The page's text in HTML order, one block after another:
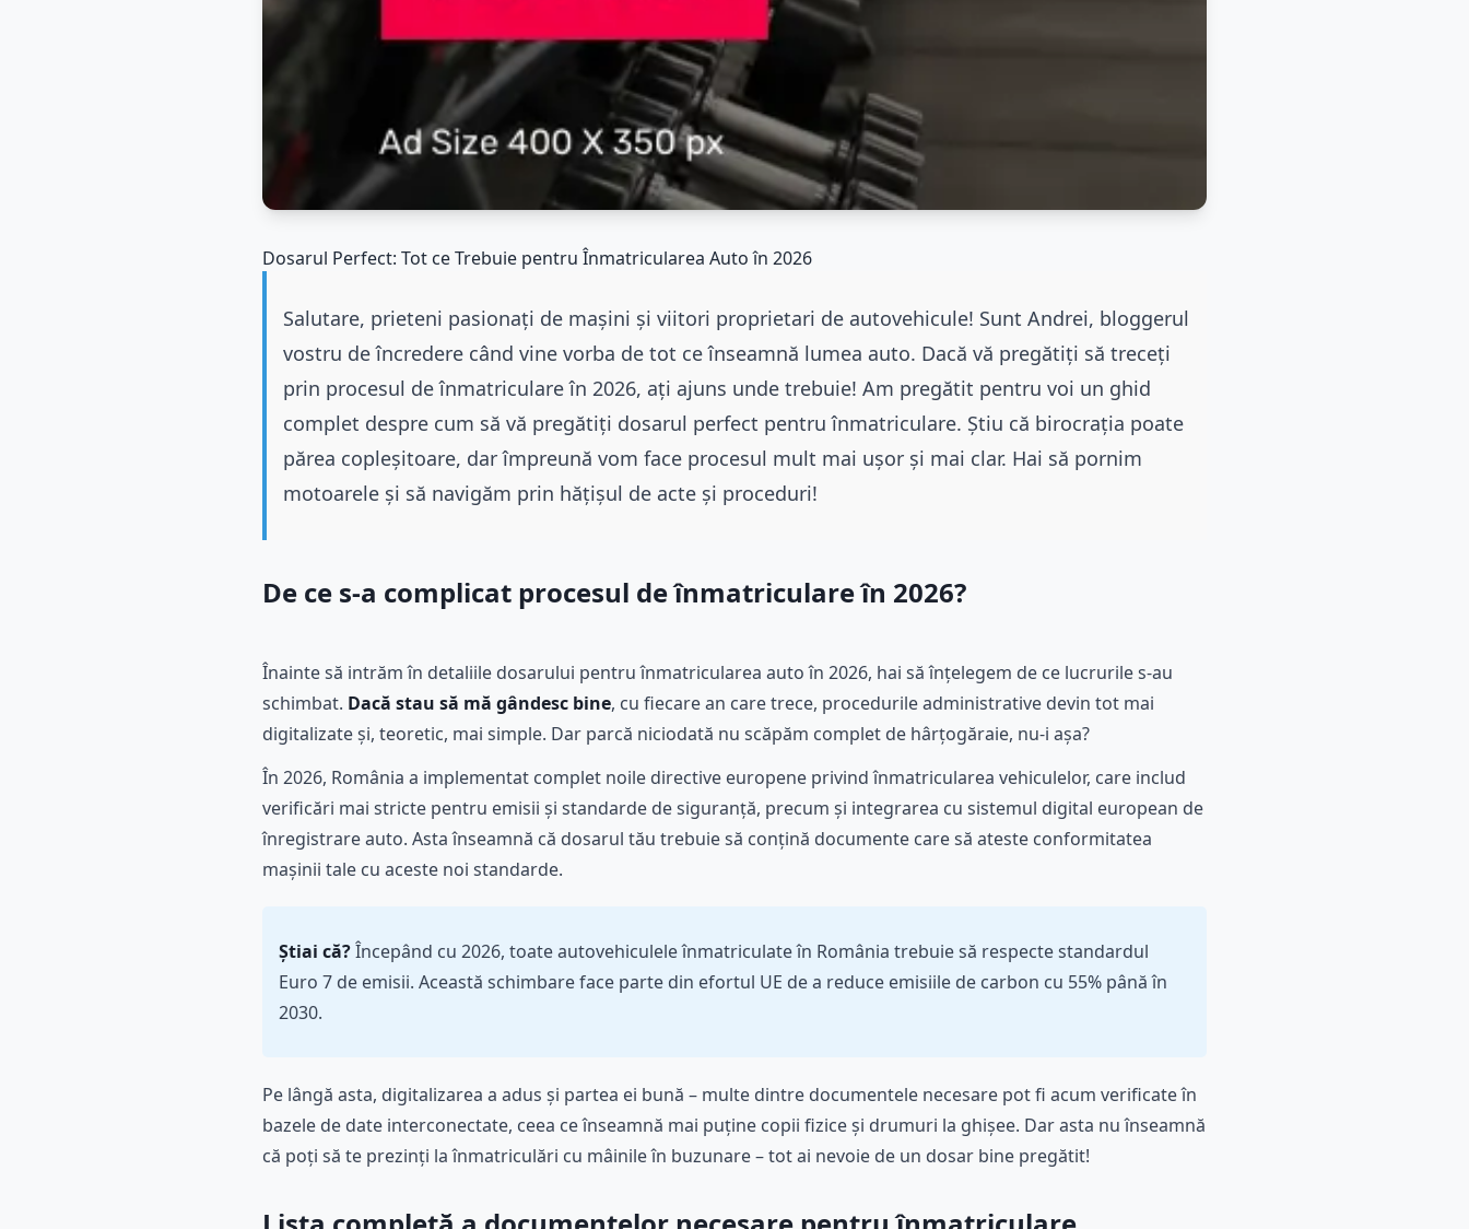
Dosarul Perfect: Tot ce Trebuie pentru Înmatricularea Auto în 2026
Salutare, prieteni pasionați de mașini și viitori proprietari de autovehicule! Sunt Andrei, bloggerul
vostru de încredere când vine vorba de tot ce înseamnă lumea auto. Dacă vă pregătiți să treceți
prin procesul de înmatriculare în 2026, ați ajuns unde trebuie! Am pregătit pentru voi un ghid
complet despre cum să vă pregătiți dosarul perfect pentru înmatriculare. Știu că birocrația poate
părea copleșitoare, dar împreună vom face procesul mult mai ușor și mai clar. Hai să pornim
motoarele și să navigăm prin hățișul de acte și proceduri!
De ce s-a complicat procesul de înmatriculare în 2026?
Înainte să intrăm în detaliile dosarului pentru înmatricularea auto în 2026, hai să înțelegem de ce lucrurile s-au
schimbat. Dacă stau să mă gândesc bine, cu fiecare an care trece, procedurile administrative devin tot mai
digitalizate și, teoretic, mai simple. Dar parcă niciodată nu scăpăm complet de hârțogăraie, nu-i așa?
În 2026, România a implementat complet noile directive europene privind înmatricularea vehiculelor, care includ
verificări mai stricte pentru emisii și standarde de siguranță, precum și integrarea cu sistemul digital european de
înregistrare auto. Asta înseamnă că dosarul tău trebuie să conțină documente care să ateste conformitatea
mașinii tale cu aceste noi standarde.
Știai că?Începând cu 2026, toate autovehiculele înmatriculate în România trebuie să respecte standardul
Euro 7 de emisii. Această schimbare face parte din efortul UE de a reduce emisiile de carbon cu 55% până în
2030.
Pe lângă asta, digitalizarea a adus și partea ei bună – multe dintre documentele necesare pot fi acum verificate în
bazele de date interconectate, ceea ce înseamnă mai puține copii fizice și drumuri la ghișee. Dar asta nu înseamnă
că poți să te prezinți la înmatriculări cu mâinile în buzunare – tot ai nevoie de un dosar bine pregătit!